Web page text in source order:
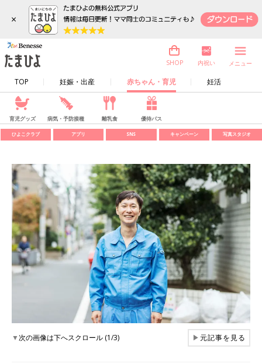
×
TOP 妊娠・出産 赤ちゃん・育児 妊活
SHOP 内祝い メニュー
育児グッズ 病気・予防接種 離乳食 優待パス
ひよこクラブ アプリ SNS キャンペーン 写真スタジオ
▼次の画像は下へスクロール (1/3) ▶元記事を見る